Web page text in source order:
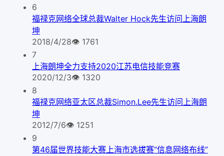
6
福禄克网络全球总裁Walter Hock先生访问上海朗
坤
2018/4/28👁 1761
7
上海朗坤全力支持2020江苏电信技能竞赛
2020/12/3👁 1320
8
福禄克网络亚太区总裁Simon.Lee先生访问上海朗
坤
2012/7/6👁 1251
9
第46届世界技能大赛上海市选拔赛“信息网络布线”